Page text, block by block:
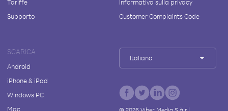
Tariffe
Supporto
Informativa sulla privacy
Customer Complaints Code
SCARICA
Android
iPhone & iPad
Windows PC
Mac
Italiano